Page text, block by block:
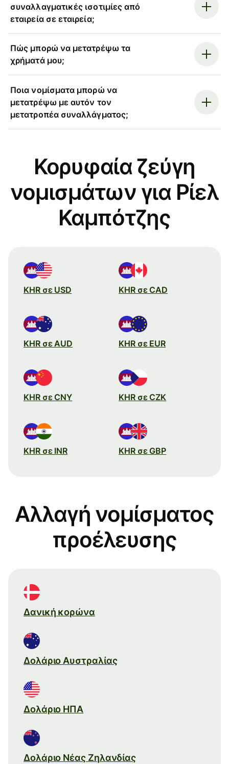
συναλλαγματικές ισοτιμίες από
εταιρεία σε εταιρεία;
Πώς μπορώ να μετατρέψω τα
χρήματά μου;
Ποια νομίσματα μπορώ να
μετατρέψω με αυτόν τον
μετατροπέα συναλλάγματος;
Κορυφαία ζεύγη
νομισμάτων για Ρίελ
Καμπότζης
KHR σε USD KHR σε CAD
KHR σε AUD KHR σε EUR
KHR σε CNY KHR σε CZK
KHR σε INR KHR σε GBP
Αλλαγή νομίσματος
προέλευσης
Δανική κορώνα
Δολάριο Αυστραλίας
Δολάριο ΗΠΑ
Δολάριο Νέας Ζηλανδίας